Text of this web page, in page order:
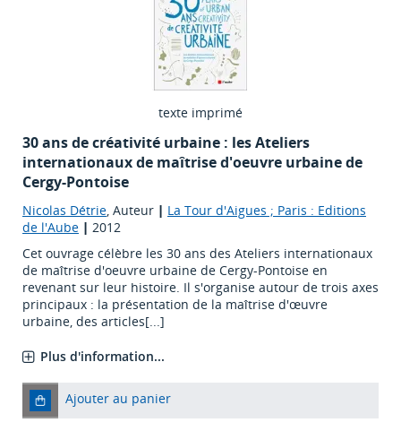
texte imprimé
30 ans de créativité urbaine : les Ateliers
internationaux de maîtrise d'oeuvre urbaine de
Cergy-Pontoise
Nicolas Détrie, Auteur | La Tour d'Aigues ; Paris : Editions
de l'Aube | 2012
Cet ouvrage célèbre les 30 ans des Ateliers internationaux
de maîtrise d'oeuvre urbaine de Cergy-Pontoise en
revenant sur leur histoire. Il s'organise autour de trois axes
principaux : la présentation de la maîtrise d'œuvre
urbaine, des articles[...]
Plus d'information...
Ajouter au panier